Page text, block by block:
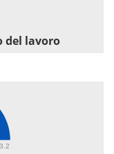
del lavoro